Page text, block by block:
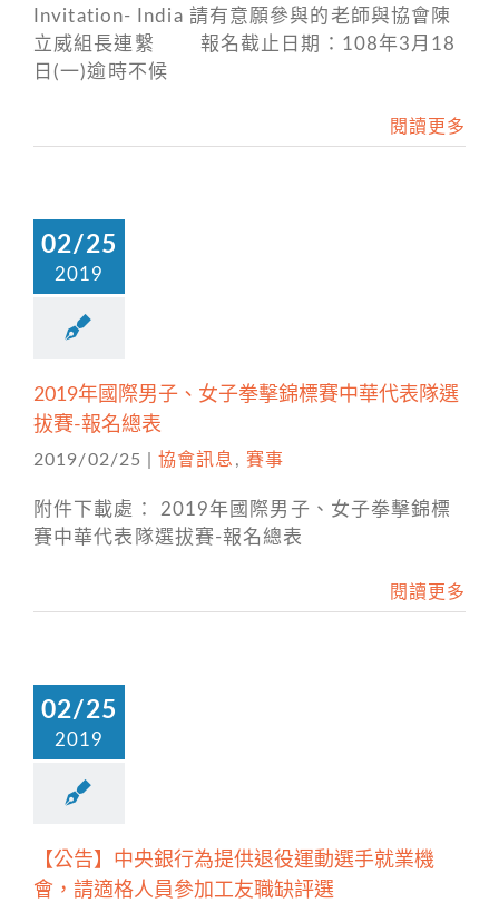
Invitation- India 請有意願參與的老師與協會陳
立威組長連繫 報名截止日期：108年3月18
日(一)逾時不候
閱讀更多
02/25
2019
2019年國際男子、女子拳擊錦標賽中華代表隊選
拔賽-報名總表
2019/02/25 協會訊息 , 賽事
附件下載處： 2019年國際男子、女子拳擊錦標
賽中華代表隊選拔賽-報名總表
閱讀更多
02/25
2019
【公告】中央銀行為提供退役運動選手就業機
會，請適格人員參加工友職缺評選